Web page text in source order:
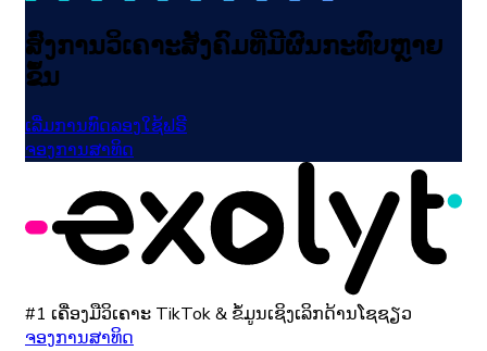
ສົ່ງການວິເຄາະສັງຄົມທີ່ມີຜົນກະທົບຫຼາຍ
ຂຶ້ນ
ເລີ່ມການທົດລອງໃຊ້ຟຣີ
ຈອງການສາທິດ
#1 ເຄື່ອງມືວິເຄາະ TikTok & ຂໍ້ມູນເຊິງເລິກດ້ານໂຊຊຽວ
ຈອງການສາທິດ